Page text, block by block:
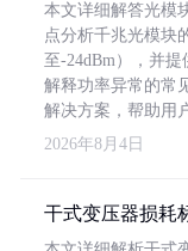
本文详细解答光模
点分析千兆光模块
至-24dBm），并
解释功率异常的常
解决方案，帮助用
2026年8月4日
干式变压器损耗